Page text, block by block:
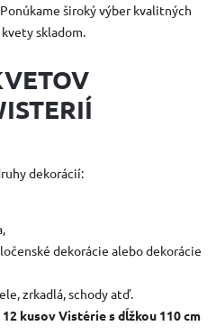
široký výber kvalitných
skladom.
dekorácií:
dekorácie alebo dekorácie
zrkadlá, schody atď.
12 kusov Vistérie s dĺžkou 110 cm